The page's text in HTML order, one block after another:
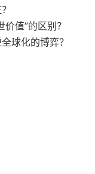
值”的区别？
球化的博弈？